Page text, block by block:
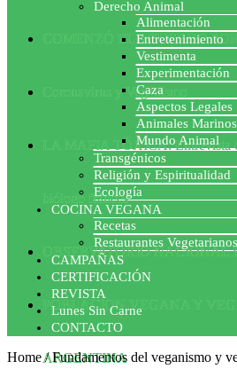
COMENZÓ EL ACUERDO
Coronavirus y Veganismo
LA MAFIA TÓXICA: Entrevista
biólogo francés
OBSERVATORIO
POBLACION VEGANA Y
ARGENTINA
Derecho Animal
Alimentación
Entretenimiento
Vestimenta
Experimentación
Caza
Aspectos Legales
Animales Marinos
Mundo Animal
Transgénicos
Religión y Espiritualidad
Ecología
COCINA VEGANA
Recetas
Restaurantes
CAMPAÑAS
CERTIFICACIÓN
REVISTA
Lunes Sin Carne
CONTACTO
Home/Fundamentos del veganismo y